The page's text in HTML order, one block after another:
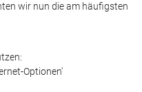
wir nun die am häufigsten
Optionen'